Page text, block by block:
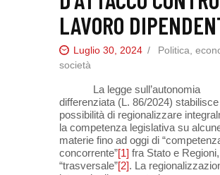
LAVORO
Luglio 30, 2024
Politica,
società
La legge sull’autonomia
differenziata (L. 86/2024)
possibilità di regionalizzare
la competenza legislativa su
materie fino ad oggi di
concorrente”[1] fra Stato e
“trasversale”[2]. La